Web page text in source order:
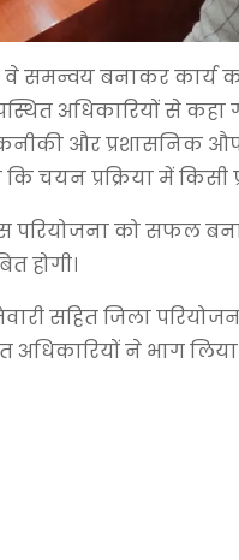
वे समन्वय बनाकर कार्य
अधिकारियों से कहा
और प्रशासनिक
प्रक्रिया में किसी
परियोजना को सफल
होगी।
सहित जिला
ने भाग